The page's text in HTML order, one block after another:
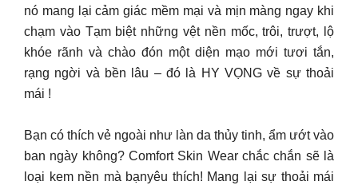
nó mang lại cảm giác mềm mại và mịn màng ngay khi
chạm vào Tạm biệt những vệt nền mốc, trôi, trượt, lộ
khóe rãnh và chào đón một diện mạo mới tươi tắn,
rạng ngời và bền lâu – đó là HY VỌNG về sự thoải
mái !
Bạn có thích vẻ ngoài như làn da thủy tinh, ẩm ướt vào
ban ngày không? Comfort Skin Wear chắc chắn sẽ là
loại kem nền mà bạnyêu thích! Mang lại sự thoải mái